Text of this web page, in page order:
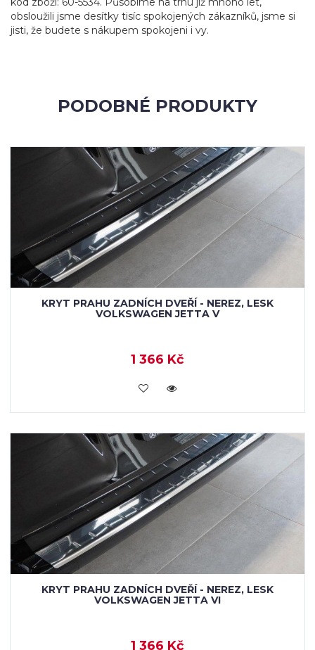
obsloužili jsme desítky tisíc spokojených zákazníků, jsme si
jisti, že budete s nákupem spokojeni i vy.
PODOBNÉ PRODUKTY
KRYT PRAHU ZADNÍCH DVEŘÍ - NEREZ, LESK
VOLKSWAGEN JETTA V
1 366 Kč
KOUPIT
KRYT PRAHU ZADNÍCH DVEŘÍ - NEREZ, LESK
VOLKSWAGEN JETTA VI
1 366 Kč